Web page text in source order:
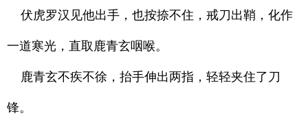
伏虎罗汉见他出手，也按捺不住，戒刀出鞘，化作
一道寒光，直取鹿青玄咽喉。
鹿青玄不疾不徐，抬手伸出两指，轻轻夹住了刀
锋。